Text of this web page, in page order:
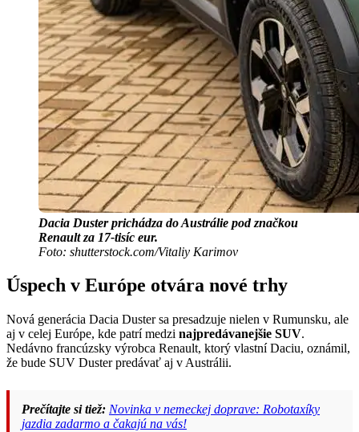
Dacia Duster prichádza do Austrálie pod značkou
Renault za 17-tisíc eur.
Foto: shutterstock.com/Vitaliy Karimov
Úspech v Európe otvára nové trhy
Nová generácia Dacia Duster sa presadzuje nielen v Rumunsku, ale
aj v celej Európe, kde patrí medzi najpredávanejšie SUV.
Nedávno francúzsky výrobca Renault, ktorý vlastní Daciu, oznámil,
že bude SUV Duster predávať aj v Austrálii.
Prečítajte si tiež: Novinka v nemeckej doprave: Robotaxíky
jazdia zadarmo a čakajú na vás!